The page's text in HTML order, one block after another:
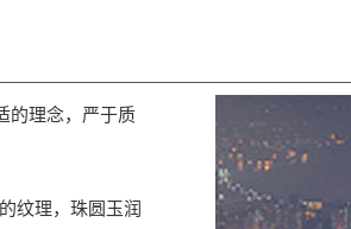
理念，严于质
纹理，珠圆玉润